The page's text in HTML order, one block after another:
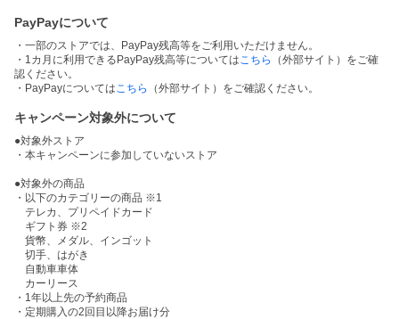
PayPayについて
・一部のストアでは、PayPay残高等をご利用いただけません。
・1カ月に利用できるPayPay残高等については こちら
（外部サイト）をご確
認ください。
・PayPayについては こちら （外部サイト）をご確認ください。
キャンペーン対象外について
●対象外ストア
・本キャンペーンに参加していないストア
●対象外の商品
・以下のカテゴリーの商品 ※1
テレカ、プリペイドカード
ギフト券 ※2
貨幣、メダル、インゴット
切手、はがき
自動車車体
カーリース
・1年以上先の予約商品
・定期購入の2回目以降お届け分